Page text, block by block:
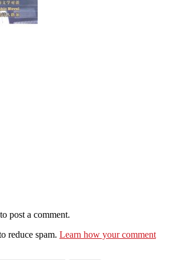
to post a comment.
reduce spam. Learn how your comment